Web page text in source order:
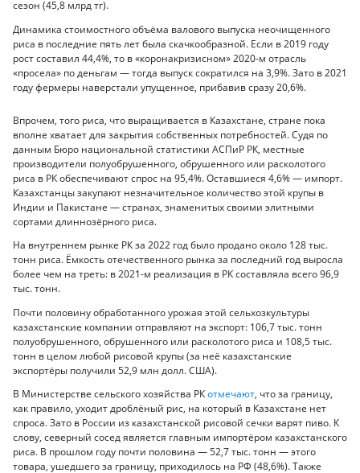
сезон (45,8 млрд тг).
Динамика стоимостного объёма валового выпуска неочищенного
риса в последние пять лет была скачкообразной. Если в 2019 году
рост составил 44,4%, то в «коронакризисном» 2020-м отрасль
«просела» по деньгам — тогда выпуск сократился на 3,9%. Зато в 2021
году фермеры наверстали упущенное, прибавив сразу 20,6%.
Впрочем, того риса, что выращивается в Казахстане, стране пока
вполне хватает для закрытия собственных потребностей. Судя по
данным Бюро национальной статистики АСПиР РК, местные
производители полуобрушенного, обрушенного или расколотого
риса в РК обеспечивают спрос на 95,4%. Оставшиеся 4,6% — импорт.
Казахстанцы закупают незначительное количество этой крупы в
Индии и Пакистане — странах, знаменитых своими элитными
сортами длиннозёрного риса.
На внутреннем рынке РК за 2022 год было продано около 128 тыс.
тонн риса. Ёмкость отечественного рынка за последний год выросла
более чем на треть: в 2021-м реализация в РК составляла всего 96,9
тыс. тонн.
Почти половину обработанного урожая этой сельхозкультуры
казахстанские компании отправляют на экспорт: 106,7 тыс. тонн
полуобрушенного, обрушенного или расколотого риса и 108,5 тыс.
тонн в целом любой рисовой крупы (за неё казахстанские
экспортёры получили 52,9 млн долл. США).
В Министерстве сельского хозяйства РКотмечают, что за границу,
как правило, уходит дроблёный рис, на который в Казахстане нет
спроса. Зато в России из казахстанской рисовой сечки варят пиво. К
слову, северный сосед является главным импортёром казахстанского
риса. В прошлом году почти половина — 52,7 тыс. тонн — этого
товара, ушедшего за границу, приходилось на РФ (48,6%). Также